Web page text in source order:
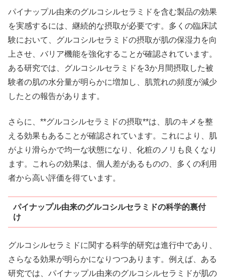
パイナップル由来のグルコシルセラミドを含む製品の効果
を実感するには、継続的な摂取が必要です。多くの臨床試
験において、グルコシルセラミドの摂取が肌の保湿力を向
上させ、バリア機能を強化することが確認されています。
ある研究では、グルコシルセラミドを3か月間摂取した被
験者の肌の水分量が明らかに増加し、肌荒れの頻度が減少
したとの報告があります。
さらに、**グルコシルセラミドの摂取**は、肌のキメを整
える効果もあることが確認されています。これにより、肌
がより滑らかで均一な状態になり、化粧のノリも良くなり
ます。これらの効果は、個人差があるものの、多くの利用
者から高い評価を得ています。
パイナップル由来のグルコシルセラミドの科学的裏付
け
グルコシルセラミドに関する科学的研究は進行中であり、
さらなる効果が明らかになりつつあります。例えば、ある
研究では、パイナップル由来のグルコシルセラミドが肌の